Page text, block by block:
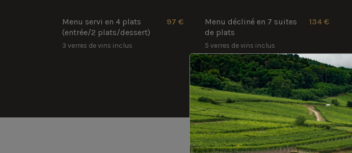
Menu servi en 4 plats
(entrée/2 plats/dessert)
97 €
3 verres de vins inclus
Menu décliné en 7 suites
de plats
134 €
5 verres de vins inclus